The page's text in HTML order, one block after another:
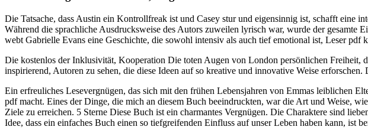
Die Tatsache, dass Austin ein Kontrollfreak ist und Casey stur und eigensinnig ist, schafft eine
Während die sprachliche Ausdrucksweise des Autors zuweilen lyrisch war, wurde der
webt Gabrielle Evans eine Geschichte, die sowohl intensiv als auch tief emotional ist, Leser
Die kostenlos der Inklusivität, Kooperation Die toten Augen von London persönlichen Freiheit,
inspirierend, Autoren zu sehen, die diese Ideen auf so kreative und innovative Weise
Ein erfreuliches Lesevergnügen, das sich mit den frühen Lebensjahren von Emmas leiblichen
pdf macht. Eines der Dinge, die mich an diesem Buch beeindruckten, war die Art und Weise,
Ziele zu erreichen. 5 Sterne Diese Buch ist ein charmantes Vergnügen. Die Charaktere sind
Idee, dass ein einfaches Buch einen so tiefgreifenden Einfluss auf unser Leben haben kann, ist